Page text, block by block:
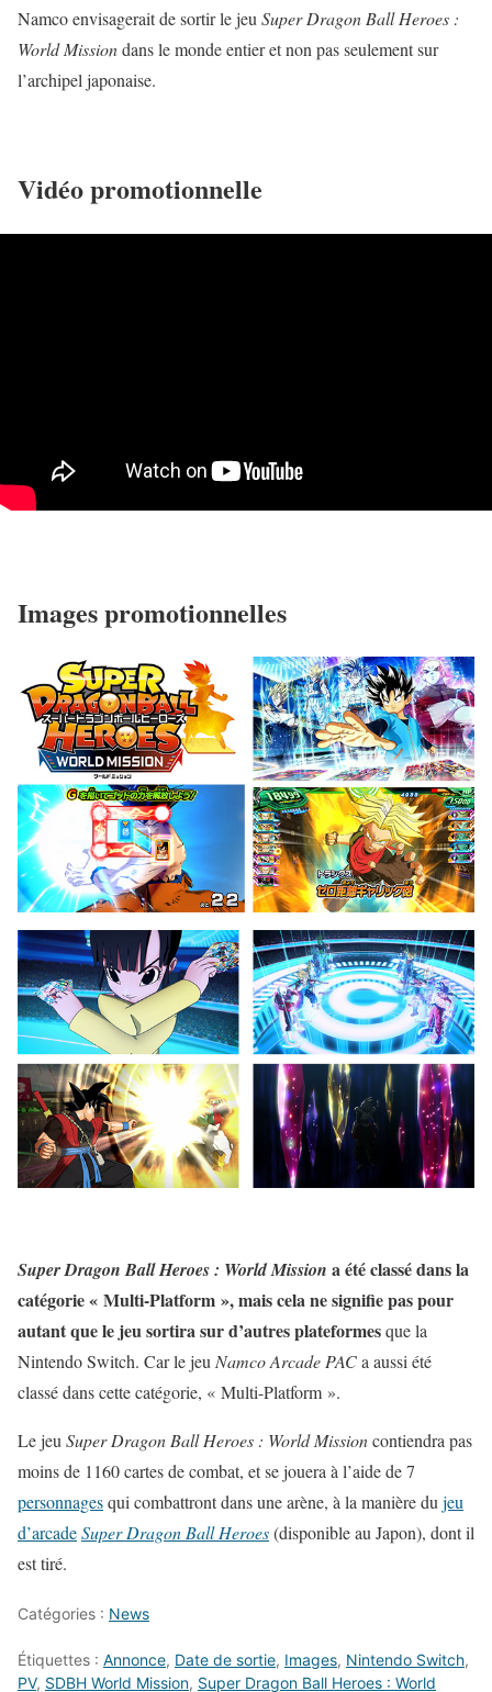
Namco envisagerait de sortir le jeu Super Dragon Ball Heroes :
World Missiondans le monde entier et non pas seulement sur
l’archipel japonaise.
Vidéo promotionnelle
Images promotionnelles
Super Dragon Ball Heroes : World Mission a été classé dans la
catégorie « Multi-Platform », mais cela ne signifie pas pour
autant que le jeu sortira sur d’autres plateformesque la
Nintendo Switch. Car le jeu Namco Arcade PACa aussi été
classé dans cette catégorie, « Multi-Platform ».
Le jeu Super Dragon Ball Heroes : World Missioncontiendra pas
moins de 1160 cartes de combat, et se jouera à l’aide de 7
personnagesqui combattront dans une arène, à la manière du jeu
d’arcadeSuper Dragon Ball Heroes(disponible au Japon), dont il
est tiré.
Catégories : News
Étiquettes : Annonce, Date de sortie, Images, Nintendo Switch,
PV, SDBH World Mission, Super Dragon Ball Heroes : World